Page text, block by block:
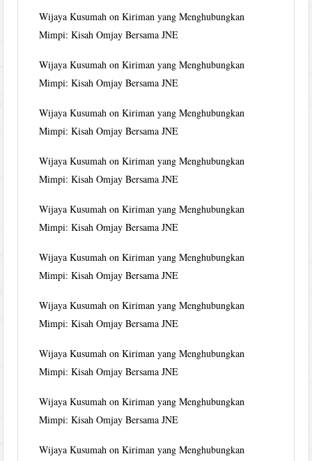
Wijaya Kusumah onKiriman yang Menghubungkan
Mimpi: Kisah Omjay Bersama JNE
Wijaya Kusumah onKiriman yang Menghubungkan
Mimpi: Kisah Omjay Bersama JNE
Wijaya Kusumah onKiriman yang Menghubungkan
Mimpi: Kisah Omjay Bersama JNE
Wijaya Kusumah onKiriman yang Menghubungkan
Mimpi: Kisah Omjay Bersama JNE
Wijaya Kusumah onKiriman yang Menghubungkan
Mimpi: Kisah Omjay Bersama JNE
Wijaya Kusumah onKiriman yang Menghubungkan
Mimpi: Kisah Omjay Bersama JNE
Wijaya Kusumah onKiriman yang Menghubungkan
Mimpi: Kisah Omjay Bersama JNE
Wijaya Kusumah onKiriman yang Menghubungkan
Mimpi: Kisah Omjay Bersama JNE
Wijaya Kusumah onKiriman yang Menghubungkan
Mimpi: Kisah Omjay Bersama JNE
Wijaya Kusumah onKiriman yang Menghubungkan